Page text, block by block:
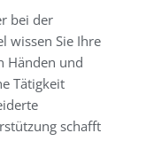
bei der
wissen Sie Ihre
Händen und
Tätigkeit
schafft